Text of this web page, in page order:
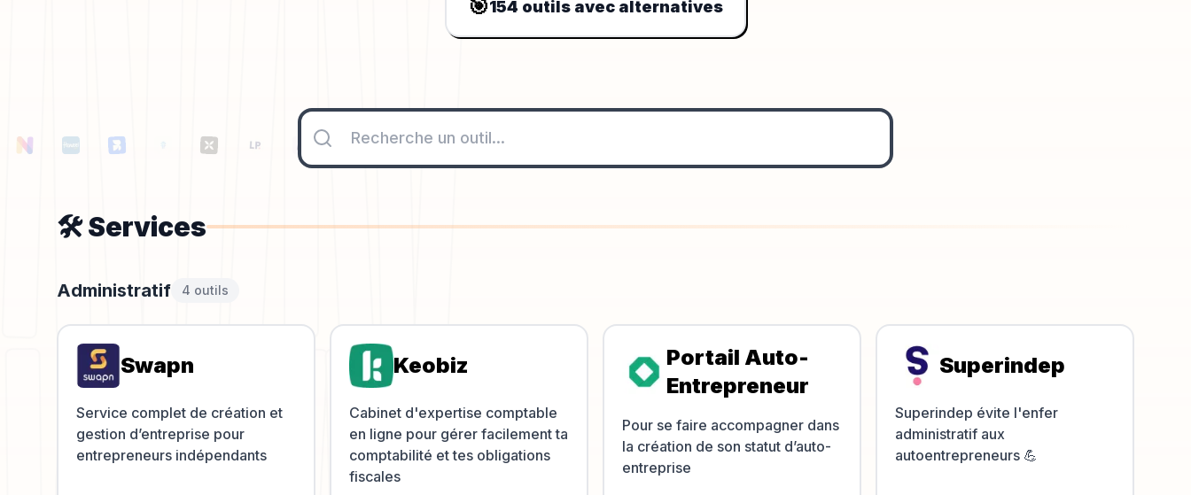
🎯154 outils avec alternatives
🛠️Services
Administratif 4 outils
Swapn
Service complet de création et
gestion d’entreprise pour
entrepreneurs indépendants
Keobiz
Cabinet d'expertise comptable
en ligne pour gérer facilement ta
comptabilité et tes obligations
fiscales
Portail Auto-
Entrepreneur
Pour se faire accompagner dans
la création de son statut d’auto-
entreprise
Superindep
Superindep évite l'enfer
administratif aux
autoentrepreneurs 💪